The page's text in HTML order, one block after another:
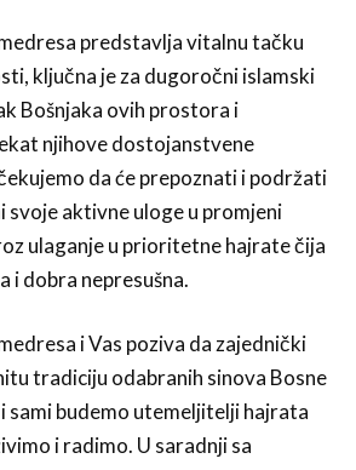
predstavlja vitalnu tačku
ključna je za dugoročni islamski
Bošnjaka ovih prostora i
njihove dostojanstvene
da će prepoznati i podržati
aktivne uloge u promjeni
ulaganje u prioritetne hajrate čija
i dobra nepresušna.
i Vas poziva da zajednički
tradiciju odabranih sinova Bosne
sami budemo utemeljitelji hajrata
i radimo. U saradnji sa